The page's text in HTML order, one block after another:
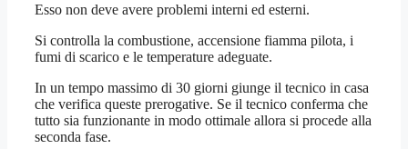
Esso non deve avere problemi interni ed esterni.
Si controlla la combustione, accensione fiamma pilota, i
fumi di scarico e le temperature adeguate.
In un tempo massimo di 30 giorni giunge il tecnico in casa
che verifica queste prerogative. Se il tecnico conferma che
tutto sia funzionante in modo ottimale allora si procede alla
seconda fase.